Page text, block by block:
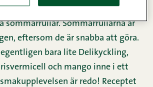
uppskatta smaken i välgjorda
sommarrullar. Sommarrullarna är
eftersom de är snabba att göra.
bara lite Delikyckling,
risvermicell och mango inne i ett
är redo! Receptet